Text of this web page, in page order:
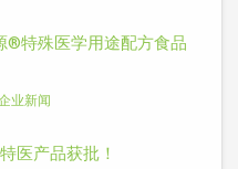
®特殊医学用途配方食品
业新闻
医产品获批！